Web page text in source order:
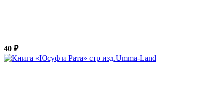
40 ₽